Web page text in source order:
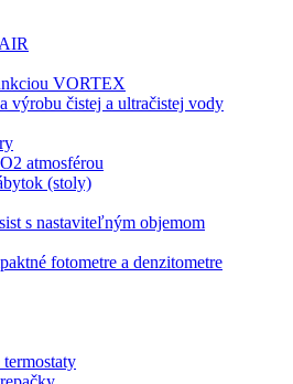
VORTEX
výrobu čistej a ultračistej vody
atmosférou
(stoly)
s nastaviteľným objemom
fotometre a denzitometre